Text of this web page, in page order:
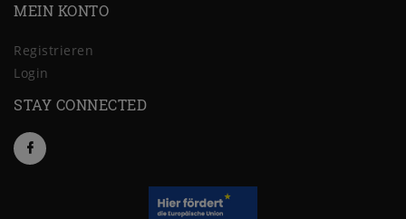
MEIN KONTO
Registrieren
Login
STAY CONNECTED